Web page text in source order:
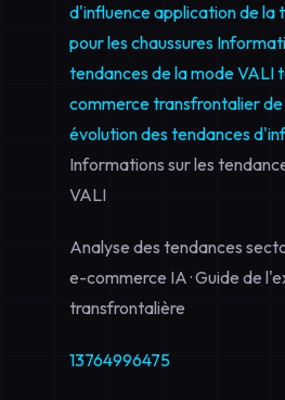
d'influenceapplication de la
pour les chaussures
tendances de la mode VALI
commerce transfrontalier
évolution des tendances
Informations sur les
VALI
Analyse des tendances
e-commerce IA · Guide de
transfrontalière
13764996475